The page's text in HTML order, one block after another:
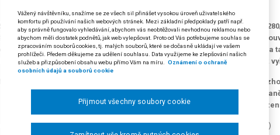
řádu správního
o povolení či nařízení obnovy řízení podle § 117 a násl. zákona č.
nicotnosti podle § 105 daňového řádu, řízením, které nemá úzkou
rozhodnutí v úzkém slova smyslu, jak je tomu u zkoumání, zda
důvody k opětovnému „otevření“ řešení věci původním rozhodnutím již
příslušným k projednání žaloby podle § 65 a násl. s. ř. s. proti
násl. daňového řádu je krajský soud, v jehož obvodu je sídlo správce
jehož obvodu je sídlo správce daně, který vydal rozhodnutí, jehož se
rozsudku Nejvyššího správního soudu ze dne 31. 10. 2018, čj. 2 As 188/2018-19)
Vážený návštěvníku, snažíme se ze všech sil přinášet vysokou úroveň uživatelského
komfortu při používání našich webových stránek. Mezi základní předpoklady patří např.
aby správně fungovalo vyhledávání, abychom vás neobtěžovali nevhodnou reklamou nebo
abychom měli dostatek podnětů, jak web vylepšovat. Proto od Vás potřebujeme souhlas se
zpracováním souborů cookies, tj. malých souborů, které se dočasně ukládají ve vašem
prohlížeči. Předem děkujeme za udělení souhlasu. Data využijeme ke zlepšování našich
služeb a přizpůsobení obsahu webu přímo Vám na míru.
Oznámení o ochraně
osobních údajů a souborů cookie
Přijmout všechny soubory cookie